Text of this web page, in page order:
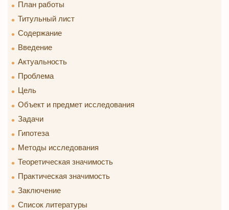
План работы
Титульный лист
Содержание
Введение
Актуальность
Проблема
Цель
Объект и предмет исследования
Задачи
Гипотеза
Методы исследования
Теоретическая значимость
Практическая значимость
Заключение
Список литературы